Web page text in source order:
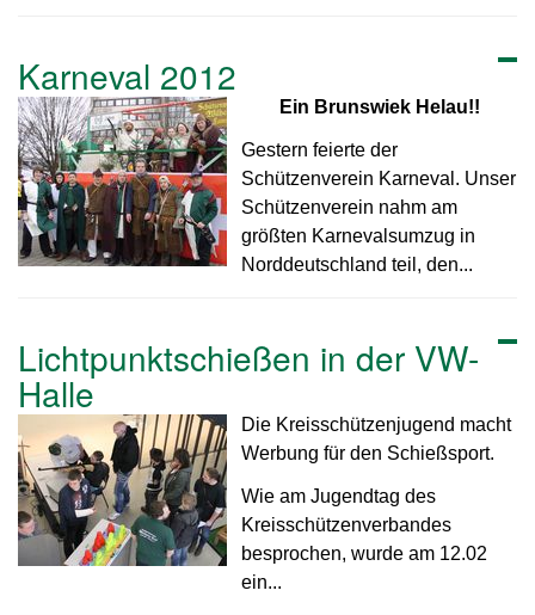
Karneval 2012
Ein Brunswiek Helau!!
Gestern feierte der
Schützenverein Karneval. Unser
Schützenverein nahm am
größten Karnevalsumzug in
Norddeutschland teil, den...
Lichtpunktschießen in der VW-
Halle
Die Kreisschützenjugend macht
Werbung für den Schießsport.
Wie am Jugendtag des
Kreisschützenverbandes
besprochen, wurde am 12.02
ein...